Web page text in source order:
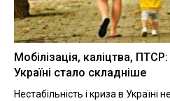
Мобілізація, каліцтва,
Україні стало складніше
Нестабільність і криза в